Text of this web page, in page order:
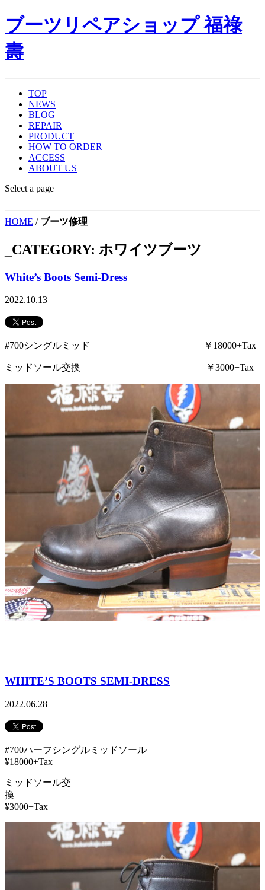
ブーツリペアショップ 福祿
壽
TOP
NEWS
BLOG
REPAIR
PRODUCT
HOW TO ORDER
ACCESS
ABOUT US
Select a page
HOME / ブーツ修理
_CATEGORY: ホワイツブーツ
White’s Boots Semi-Dress
2022.10.13
#700シングルミッド ￥18000+Tax
ミッドソール交換 ￥3000+Tax
WHITE’S BOOTS SEMI-DRESS
2022.06.28
#700ハーフシングルミッドソール
¥18000+Tax
ミッドソール交
換
¥3000+Tax